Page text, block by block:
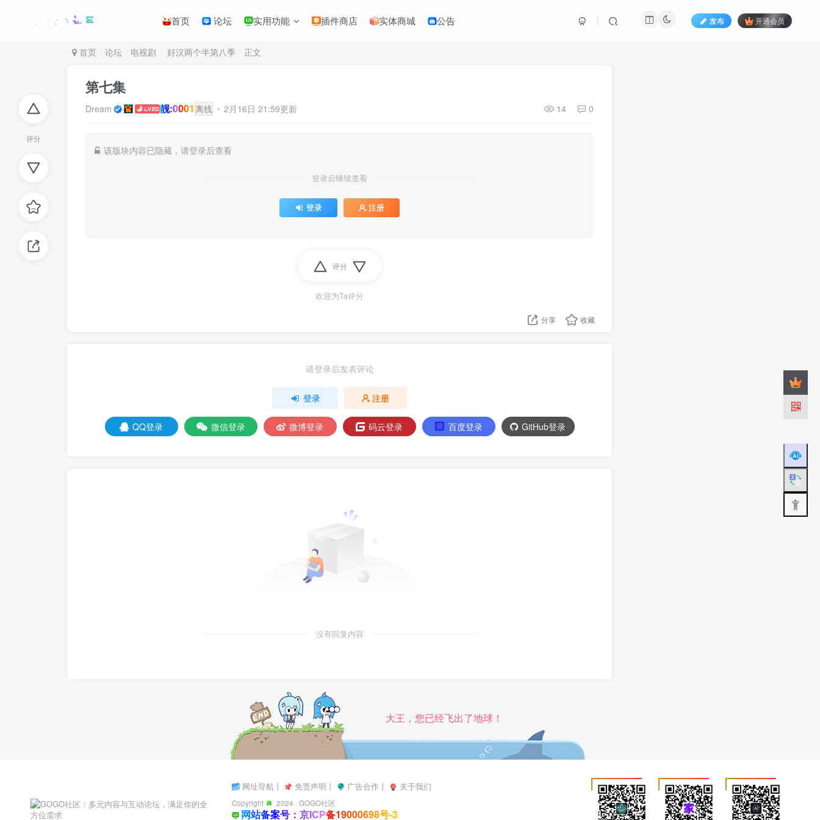
首页 论坛 实用功能 插件商店 实体商城 公告 发布 开通会员
评分
首页 论坛 电视剧 好汉两个半第八季 正文
第七集
Dream 靓:0001 离线 2月16日 21:59更新 14 0
该版块内容已隐藏，请登录后查看
登录后继续查看
登录 注册
评分
欢迎为Ta评分
分享 收藏
请登录后发表评论
登录 注册
QQ登录 微信登录 微博登录 码云登录 百度登录 GitHub登录
没有回复内容
大王，您已经飞出了地球！
网址导航 丨 免责声明 丨 广告合作 丨 关于我们
Copyright 2024 · GOGO社区
网站备案号：京ICP备19000698号-3